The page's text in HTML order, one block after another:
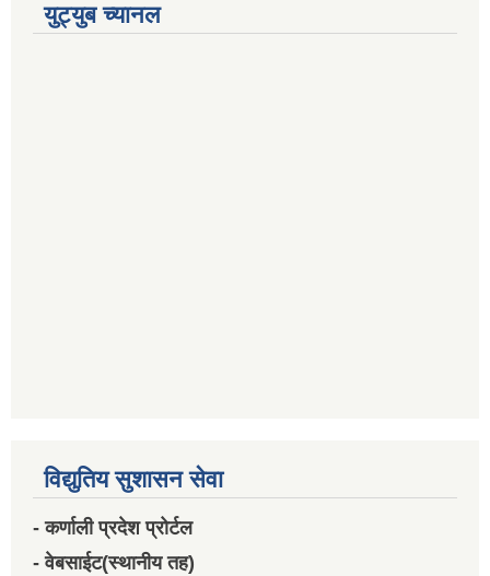
युट्युब च्यानल
विद्युतिय सुशासन सेवा
- कर्णाली प्रदेश प्रोर्टल
- वेबसाईट(स्थानीय तह)